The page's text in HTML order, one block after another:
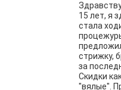
15 лет, я
стала
стрижку,
за
Скидки
"вялые".